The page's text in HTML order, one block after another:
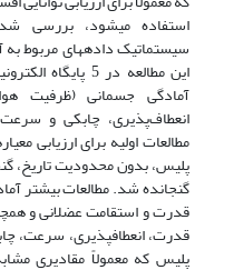
استفاده می­شود، بررسی
سیستماتیک داده­های مربوط به
این مطالعه در 5
آمادگی جسمانی (ظرفیت
انعطاف‌پذیری، چابکی و
مطالعات اولیه برای ارزیابی
پلیس، بدون محدودیت تاریخ،
گنجانده شد. مطالعات بیشتر
قدرت و استقامت عضلانی و
قدرت، انعطاف­پذیری، سرعت،
پلیس که معمولاً مقادیری